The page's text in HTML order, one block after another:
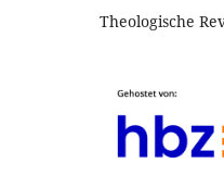
Theologische